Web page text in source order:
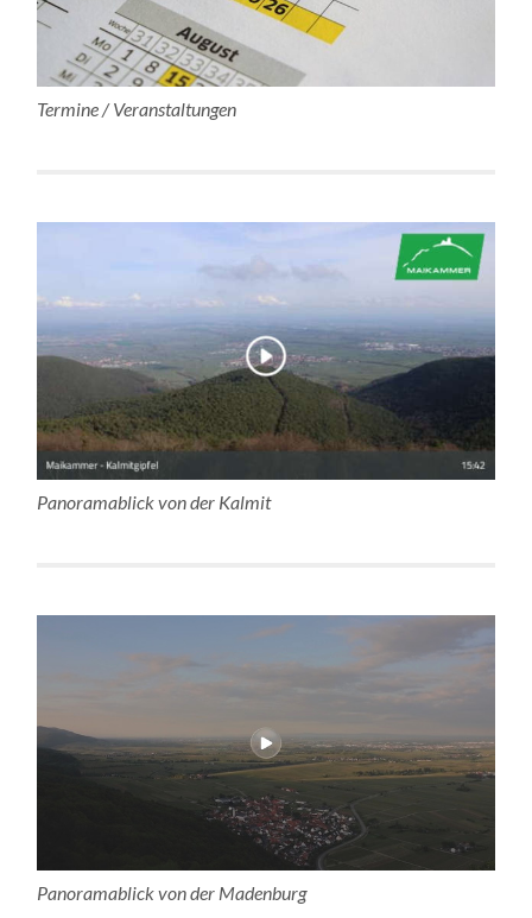
Termine / Veranstaltungen
Panoramablick von der Kalmit
Panoramablick von der Madenburg